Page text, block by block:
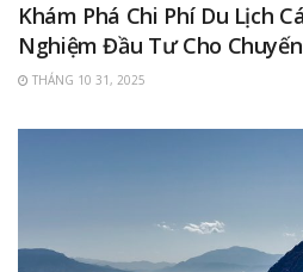
Khám Phá Chi Phí Du Lịch
Nghiệm Đầu Tư Cho
THÁNG 10 31, 2025